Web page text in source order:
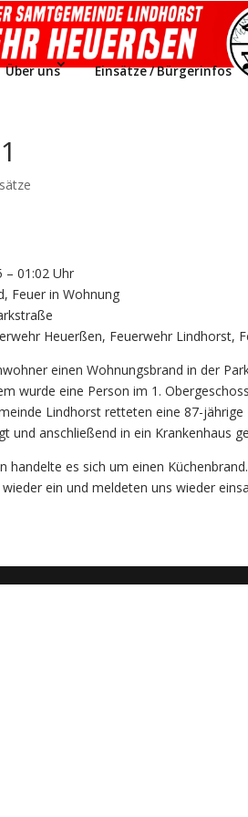
Über uns Einsätze / Bürgerinfos
– 01:02 Uhr
Feuer in Wohnung
Heuerßen, Feuerwehr Lindhorst,
einen Wohnungsbrand in der
wurde eine Person im 1.
Lindhorst retteten eine 87-
und anschließend in ein Krankenhaus
handelte es sich um einen Küchenbrand.
ein und meldeten uns wieder